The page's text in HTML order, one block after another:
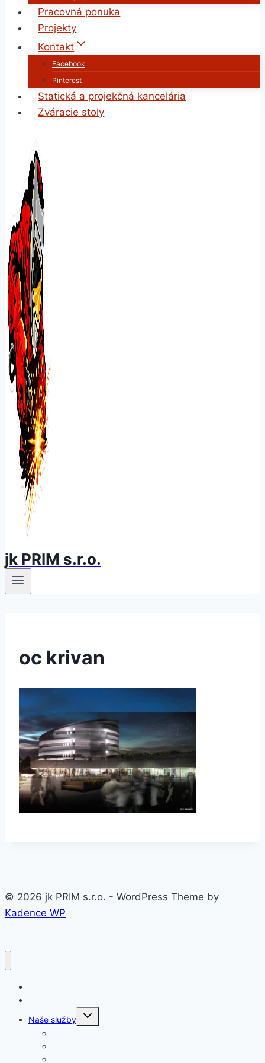
Pracovná ponuka
Projekty
Kontakt
Facebook
Pinterest
Statická a projekčná kancelária
Zváracie stoly
jk PRIM s.r.o.
oc krivan
© 2026 jk PRIM s.r.o. - WordPress Theme by
Kadence WP
Naše služby
Toggle
child